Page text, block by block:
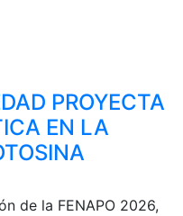
PROYECTA
EN LA
de la FENAPO 2026,